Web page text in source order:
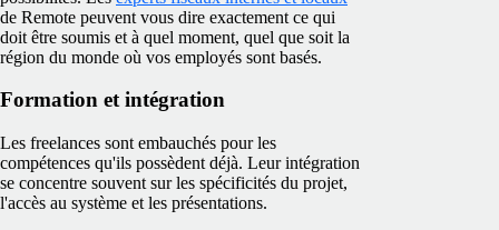
de Remote peuvent vous dire exactement ce qui
doit être soumis et à quel moment, quel que soit la
région du monde où vos employés sont basés.
Formation et intégration
Les freelances sont embauchés pour les
compétences qu'ils possèdent déjà. Leur intégration
se concentre souvent sur les spécificités du projet,
l'accès au système et les présentations.